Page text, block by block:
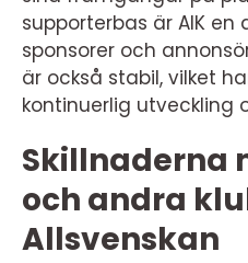
supporterbas är AIK
sponsorer och
är också stabil, vilket
kontinuerlig utveckling
Skillnaderna
och andra
Allsvenskan